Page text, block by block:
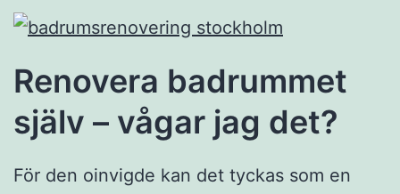
Renovera badrummet
själv – vågar jag det?
För den oinvigde kan det tyckas som en